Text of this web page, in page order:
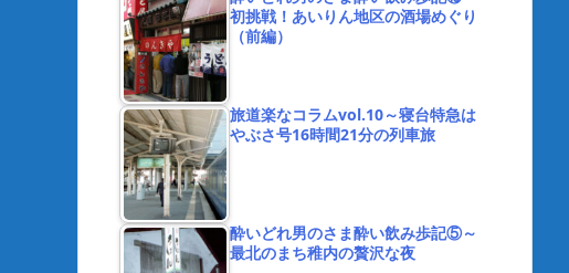
初挑戦！あいりん地区の酒場めぐり
（前編）
旅道楽なコラムvol.10～寝台特急は
やぶさ号16時間21分の列車旅
酔いどれ男のさま酔い飲み歩記⑤～
最北のまち稚内の贅沢な夜